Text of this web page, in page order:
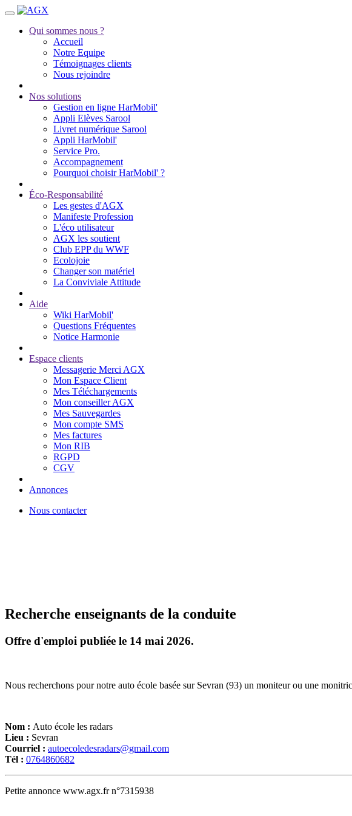
Qui sommes nous ?
Accueil
Notre Equipe
Témoignages clients
Nous rejoindre
Nos solutions
Gestion en ligne HarMobil'
Appli Elèves Sarool
Livret numérique Sarool
Appli HarMobil'
Service Pro.
Accompagnement
Pourquoi choisir HarMobil' ?
Éco-Responsabilité
Les gestes d'AGX
Manifeste Profession
L'éco utilisateur
AGX les soutient
Club EPP du WWF
Ecolojoie
Changer son matériel
La Conviviale Attitude
Aide
Wiki HarMobil'
Questions Fréquentes
Notice Harmonie
Espace clients
Messagerie Merci AGX
Mon Espace Client
Mes Téléchargements
Mon conseiller AGX
Mes Sauvegardes
Mon compte SMS
Mes factures
Mon RIB
RGPD
CGV
Annonces
Nous contacter
Recherche enseignants de la conduite
Offre d'emploi publiée le 14 mai 2026.
Nous recherchons pour notre auto école basée sur Sevran (93) un moniteur ou une
Nom : Auto école les radars
Lieu : Sevran
Courriel : autoecoledesradars@gmail.com
Tél : 0764860682
Petite annonce www.agx.fr n°7315938